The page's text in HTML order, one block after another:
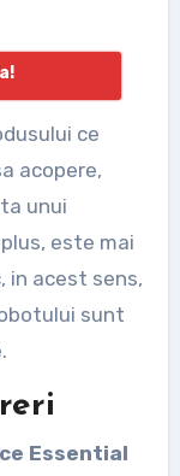
ce
acopere,
unui
este mai
in acest sens,
sunt
Essential